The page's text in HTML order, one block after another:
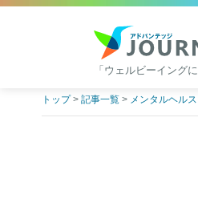
「ウェルビーイング
トップ> 記事一覧 > メンタルヘルス